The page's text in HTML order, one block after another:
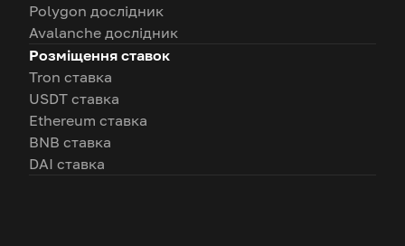
Polygon дослідник
Avalanche дослідник
Розміщення ставок
Tron ставка
USDT ставка
Ethereum ставка
BNB ставка
DAI ставка